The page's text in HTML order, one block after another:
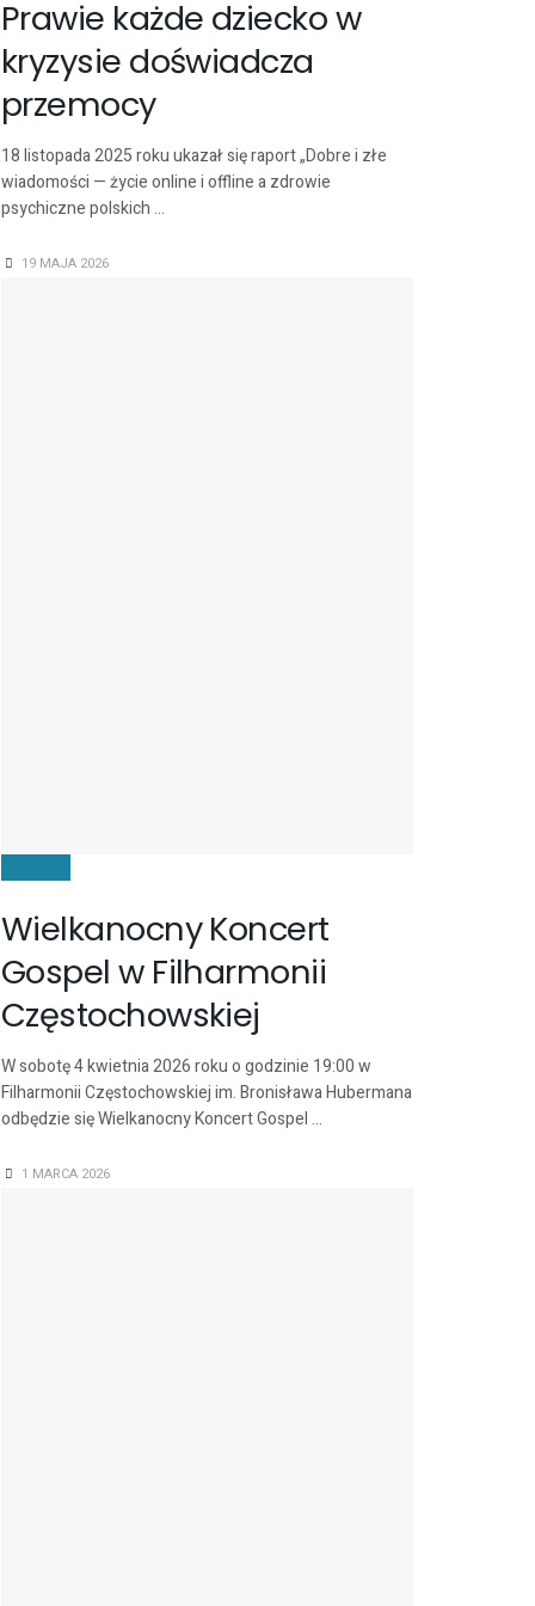
Prawie każde dziecko w
kryzysie doświadcza
przemocy
18 listopada 2025 roku ukazał się raport „Dobre i złe
wiadomości — życie online i offline a zdrowie
psychiczne polskich ...
19 MAJA 2026
Wielkanocny Koncert
Gospel w Filharmonii
Częstochowskiej
W sobotę 4 kwietnia 2026 roku o godzinie 19:00 w
Filharmonii Częstochowskiej im. Bronisława Hubermana
odbędzie się Wielkanocny Koncert Gospel ...
1 MARCA 2026